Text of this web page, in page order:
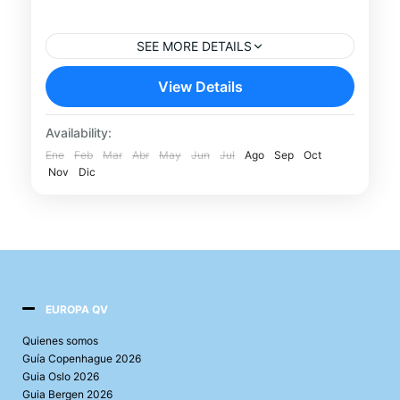
SEE MORE DETAILS
Descubre dos de las zonas más
emblemáticas de la capital checa con este
tour por la Ciudad Vieja y el Barrio Judío
de Praga. Acompañado...
Praga
View Details
Availability:
Ene Feb Mar Abr May Jun Jul Ago Sep
Oct
Nov
Dic
EUROPA QV
Quienes somos
Guía Copenhague 2026
Guia Oslo 2026
Guia Bergen 2026